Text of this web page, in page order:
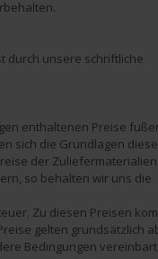
durch unsere schriftliche
enthaltenen Preise
sich die Grundlagen
der
so behalten wir uns die
Zu diesen Preisen
gelten grundsätzlich
Bedingungen